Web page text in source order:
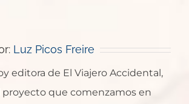
Luz Picos Freire
editora de El Viajero Accidental,
proyecto que comenzamos en